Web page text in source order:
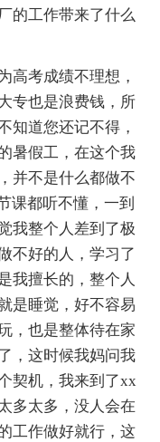
的工作带来了什么
高考成绩不理想，
专也是浪费钱，所
知道您还记不得，
暑假工，在这个我
并不是什么都做不
课都听不懂，一到
我整个人差到了极
不好的人，学习了
我擅长的，整个人
是睡觉，好不容易
，也是整体待在家
，这时候我妈问我
契机，我来到了xx
多太多，没人会在
工作做好就行，这